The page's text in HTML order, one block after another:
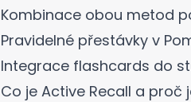
Kombinace obou metod
Pravidelné přestávky v
Integrace flashcards do
Co je Active Recall a proč